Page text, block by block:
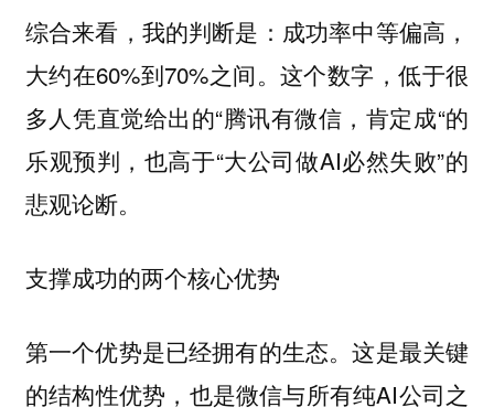
综合来看，我的判断是：成功率中等偏高，
大约在60%到70%之间。这个数字，低于很
多人凭直觉给出的“腾讯有微信，肯定成“的
乐观预判，也高于“大公司做AI必然失败”的
悲观论断。
支撑成功的两个核心优势
第一个优势是已经拥有的生态。这是最关键
的结构性优势，也是微信与所有纯AI公司之